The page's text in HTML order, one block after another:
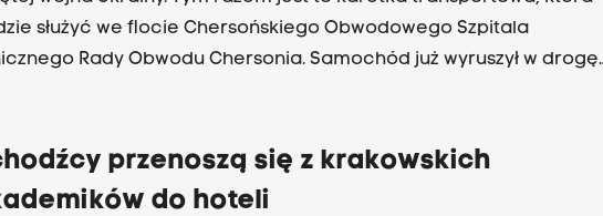
służyć we flocie Chersońskiego Obwodowego Szpitala
Rady Obwodu Chersonia. Samochód już wyruszył w drogę.
przenoszą się z krakowskich
do hoteli